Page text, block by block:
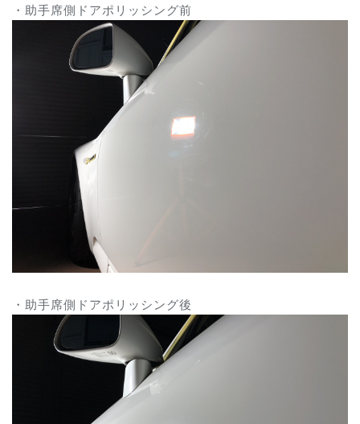
・助手席側ドアポリッシング前
・助手席側ドアポリッシング後